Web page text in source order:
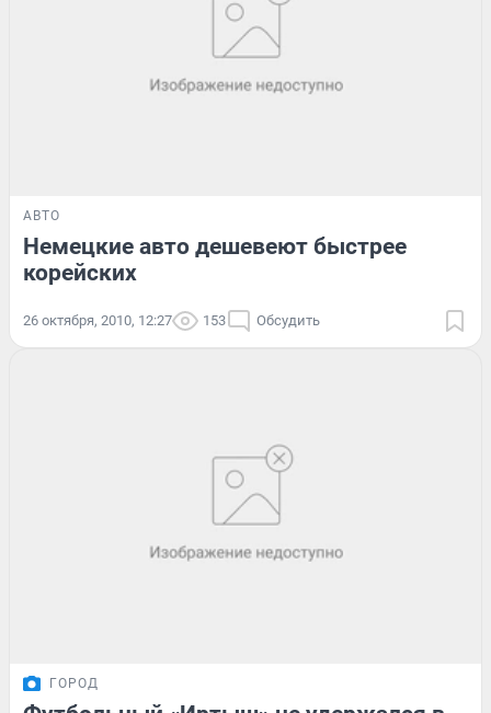
АВТО
Немецкие авто дешевеют быстрее
корейских
26 октября, 2010, 12:27 153 Обсудить
ГОРОД